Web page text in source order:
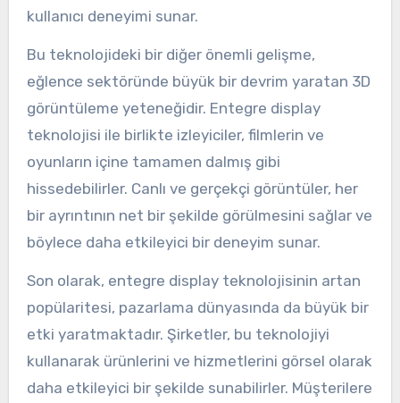
kullanıcı deneyimi sunar.
Bu teknolojideki bir diğer önemli gelişme,
eğlence sektöründe büyük bir devrim yaratan 3D
görüntüleme yeteneğidir. Entegre display
teknolojisi ile birlikte izleyiciler, filmlerin ve
oyunların içine tamamen dalmış gibi
hissedebilirler. Canlı ve gerçekçi görüntüler, her
bir ayrıntının net bir şekilde görülmesini sağlar ve
böylece daha etkileyici bir deneyim sunar.
Son olarak, entegre display teknolojisinin artan
popülaritesi, pazarlama dünyasında da büyük bir
etki yaratmaktadır. Şirketler, bu teknolojiyi
kullanarak ürünlerini ve hizmetlerini görsel olarak
daha etkileyici bir şekilde sunabilirler. Müşterilere